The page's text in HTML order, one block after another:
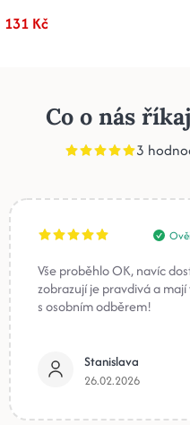
131 Kč
Co o nás
3
Vše proběhlo OK, navíc
zobrazují je pravdivá a mají
s osobním odběrem!
Stanislava
26.02.2026